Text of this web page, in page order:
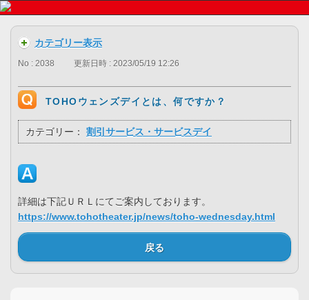
カテゴリー表示
No : 2038 更新日時 : 2023/05/19 12:26
TOHOウェンズデイとは、何ですか？
カテゴリー： 割引サービス・サービスデイ
詳細は下記ＵＲＬにてご案内しております。
https://www.tohotheater.jp/news/toho-wednesday.html
戻る